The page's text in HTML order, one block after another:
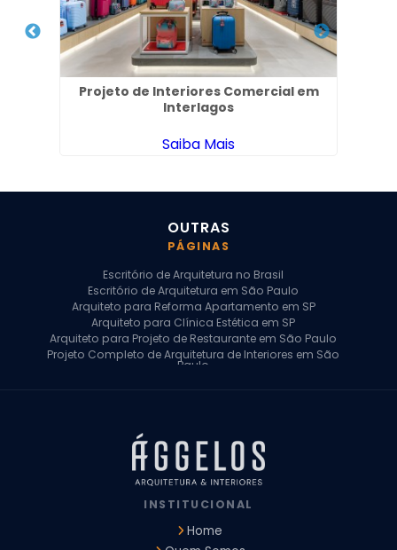
Projeto de Interiores Comercial em
Interlagos
Saiba Mais
OUTRAS
PÁGINAS
Escritório de Arquitetura no Brasil
Escritório de Arquitetura em São Paulo
Arquiteto para Reforma Apartamento em SP
Arquiteto para Clínica Estética em SP
Arquiteto para Projeto de Restaurante em São Paulo
Projeto Completo de Arquitetura de Interiores em São
Paulo
Arquiteto para Projeto Comercial em São Paulo
Arquiteto Comercial
Arquiteto para Reforma de Apartamento
Arquiteto para Reforma Residencial
Arquitetura para Reforma de Casas
Design de Interiores Apartamentos
INSTITUCIONAL
Home